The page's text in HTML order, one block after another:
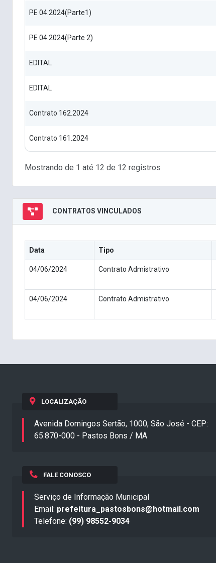
PE 04.2024(Parte1)
PE 04.2024(Parte 2)
EDITAL
EDITAL
Contrato 162.2024
Contrato 161.2024
Mostrando de 1 até 12 de 12 registros
CONTRATOS VINCULADOS
Data Tipo
04/06/2024 Contrato Admistrativo
04/06/2024 Contrato Admistrativo
LOCALIZAÇÃO
Avenida Domingos Sertão, 1000, São José - CEP:
65.870-000 - Pastos Bons / MA
FALE CONOSCO
Serviço de Informação Municipal
Email: prefeitura_pastosbons@hotmail.com
Telefone: (99) 98552-9034